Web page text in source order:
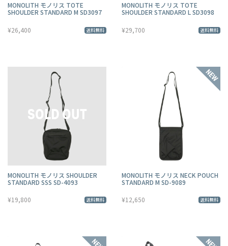
MONOLITH モノリス TOTE
SHOULDER STANDARD M SD3097
¥26,400 送料無料
MONOLITH モノリス TOTE
SHOULDER STANDARD L SD3098
¥29,700 送料無料
MONOLITH モノリス SHOULDER
STANDARD SSS SD-4093
¥19,800 送料無料
MONOLITH モノリス NECK POUCH
STANDARD M SD-9089
¥12,650 送料無料